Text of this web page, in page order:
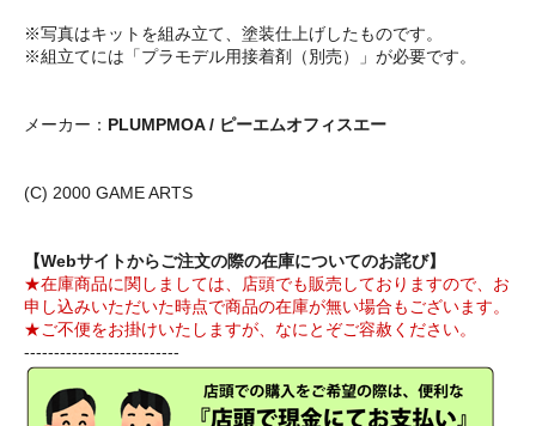
※写真はキットを組み立て、塗装仕上げしたものです。
※組立てには「プラモデル用接着剤（別売）」が必要です。
メーカー： PLUMPMOA / ピーエムオフィスエー
(C) 2000 GAME ARTS
【Webサイトからご注文の際の在庫についてのお詫び】
★在庫商品に関しましては、店頭でも販売しておりますので、お
申し込みいただいた時点で商品の在庫が無い場合もございます。
★ご不便をお掛けいたしますが、なにとぞご容赦ください。
--------------------------